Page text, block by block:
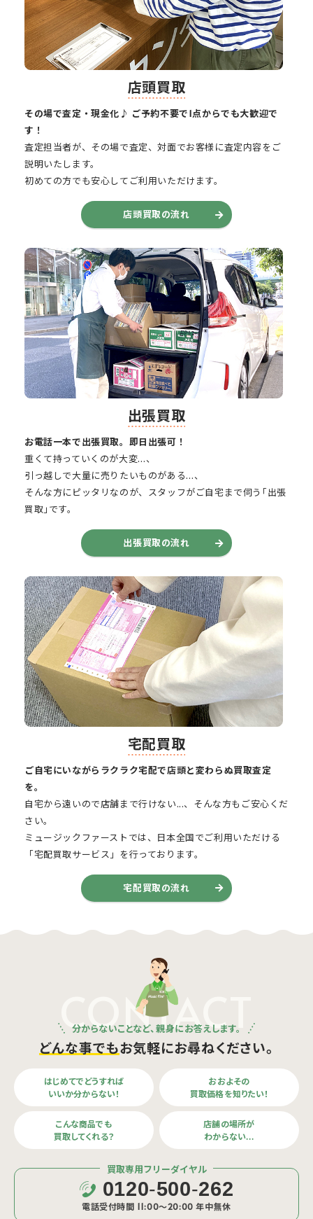
店頭買取
その場で査定・現金化♪ ご予約不要で1点からでも大歓迎で
す！
査定担当者が、その場で査定、対面でお客様に査定内容をご
説明いたします。
初めての方でも安心してご利用いただけます。
店頭買取の流れ
出張買取
お電話一本で出張買取。即日出張可！
重くて持っていくのが大変…、
引っ越しで大量に売りたいものがある…、
そんな方にピッタリなのが、スタッフがご自宅まで伺う｢出張
買取｣です。
出張買取の流れ
宅配買取
ご自宅にいながらラクラク宅配で店頭と変わらぬ買取査定
を。
自宅から遠いので店舗まで行けない...、そんな方もご安心くだ
さい。
ミュージックファーストでは、日本全国でご利用いただける
「宅配買取サービス」を行っております。
宅配買取の流れ
CONTACT
分からないことなど、親身にお答えします。
どんな事でもお気軽にお尋ねください。
はじめてでどうすれば
いいか分からない！
おおよその
買取価格を知りたい！
こんな商品でも
買取してくれる？
店舗の場所が
わからない…
買取専用フリーダイヤル
0120-500-262
電話受付時間 11:00〜20:00 年中無休